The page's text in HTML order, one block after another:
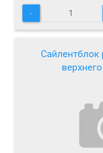
-
Сайлентблок